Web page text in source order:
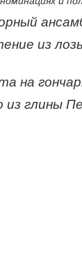
из
на
глины